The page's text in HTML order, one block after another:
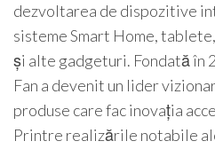
dezvoltarea de dispozitive
sisteme Smart Home,
și alte gadgeturi. Fondată în
Fan a devenit un lider
produse care fac inovația
Printre realizările notabile